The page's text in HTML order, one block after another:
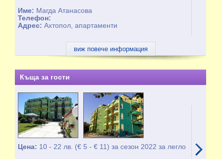
Име: Магда Атанасова
Телефон:
Адрес:Ахтопол, апартаменти
виж повече информация
Къща за гости
Цена: 10 - 22 лв. (€ 5 - € 11) за сезон 2022 за легло